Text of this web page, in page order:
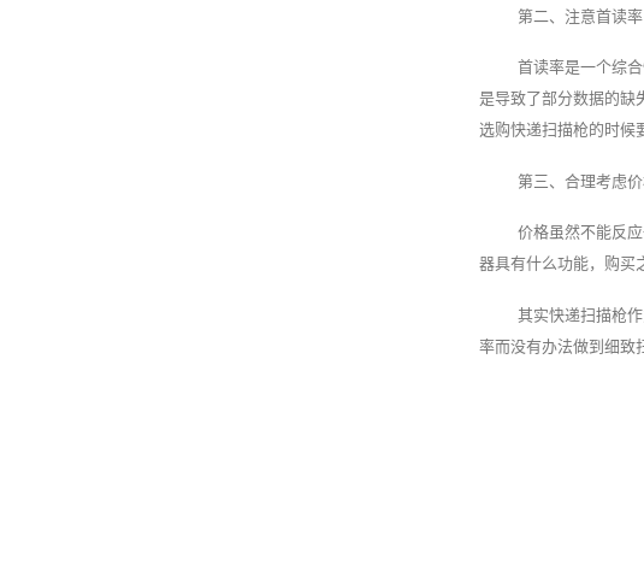
第二、注意首读率
首读率是一个综
是导致了部分数据的缺
选购快递扫描枪的时候
第三、合理考虑
价格虽然不能反
器具有什么功能，购买
其实快递扫描枪
率而没有办法做到细致